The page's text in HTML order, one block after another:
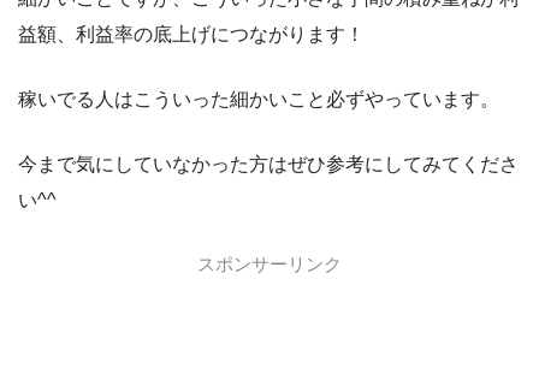
益額、利益率の底上げにつながります！
稼いでる人はこういった細かいこと必ずやっています。
今まで気にしていなかった方はぜひ参考にしてみてくださ
い^^
スポンサーリンク